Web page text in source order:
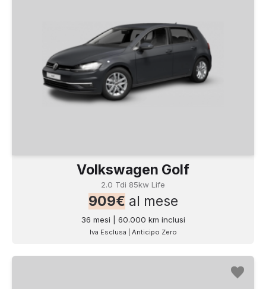
Volkswagen Golf
2.0 Tdi 85kw Life
909€ al mese
36 mesi | 60.000 km inclusi
Iva Esclusa | Anticipo Zero